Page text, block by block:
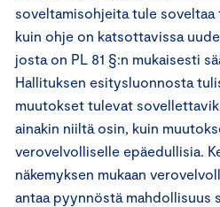
soveltamisohjeita tule
kuin ohje on katsottavissa
josta on PL 81 §:n mukaisesti
Hallituksen esitysluonnosta
muutokset tulevat
ainakin niiltä osin, kuin
verovelvolliselle epäedullisia.
näkemyksen mukaan
antaa pyynnöstä mahdollisuus